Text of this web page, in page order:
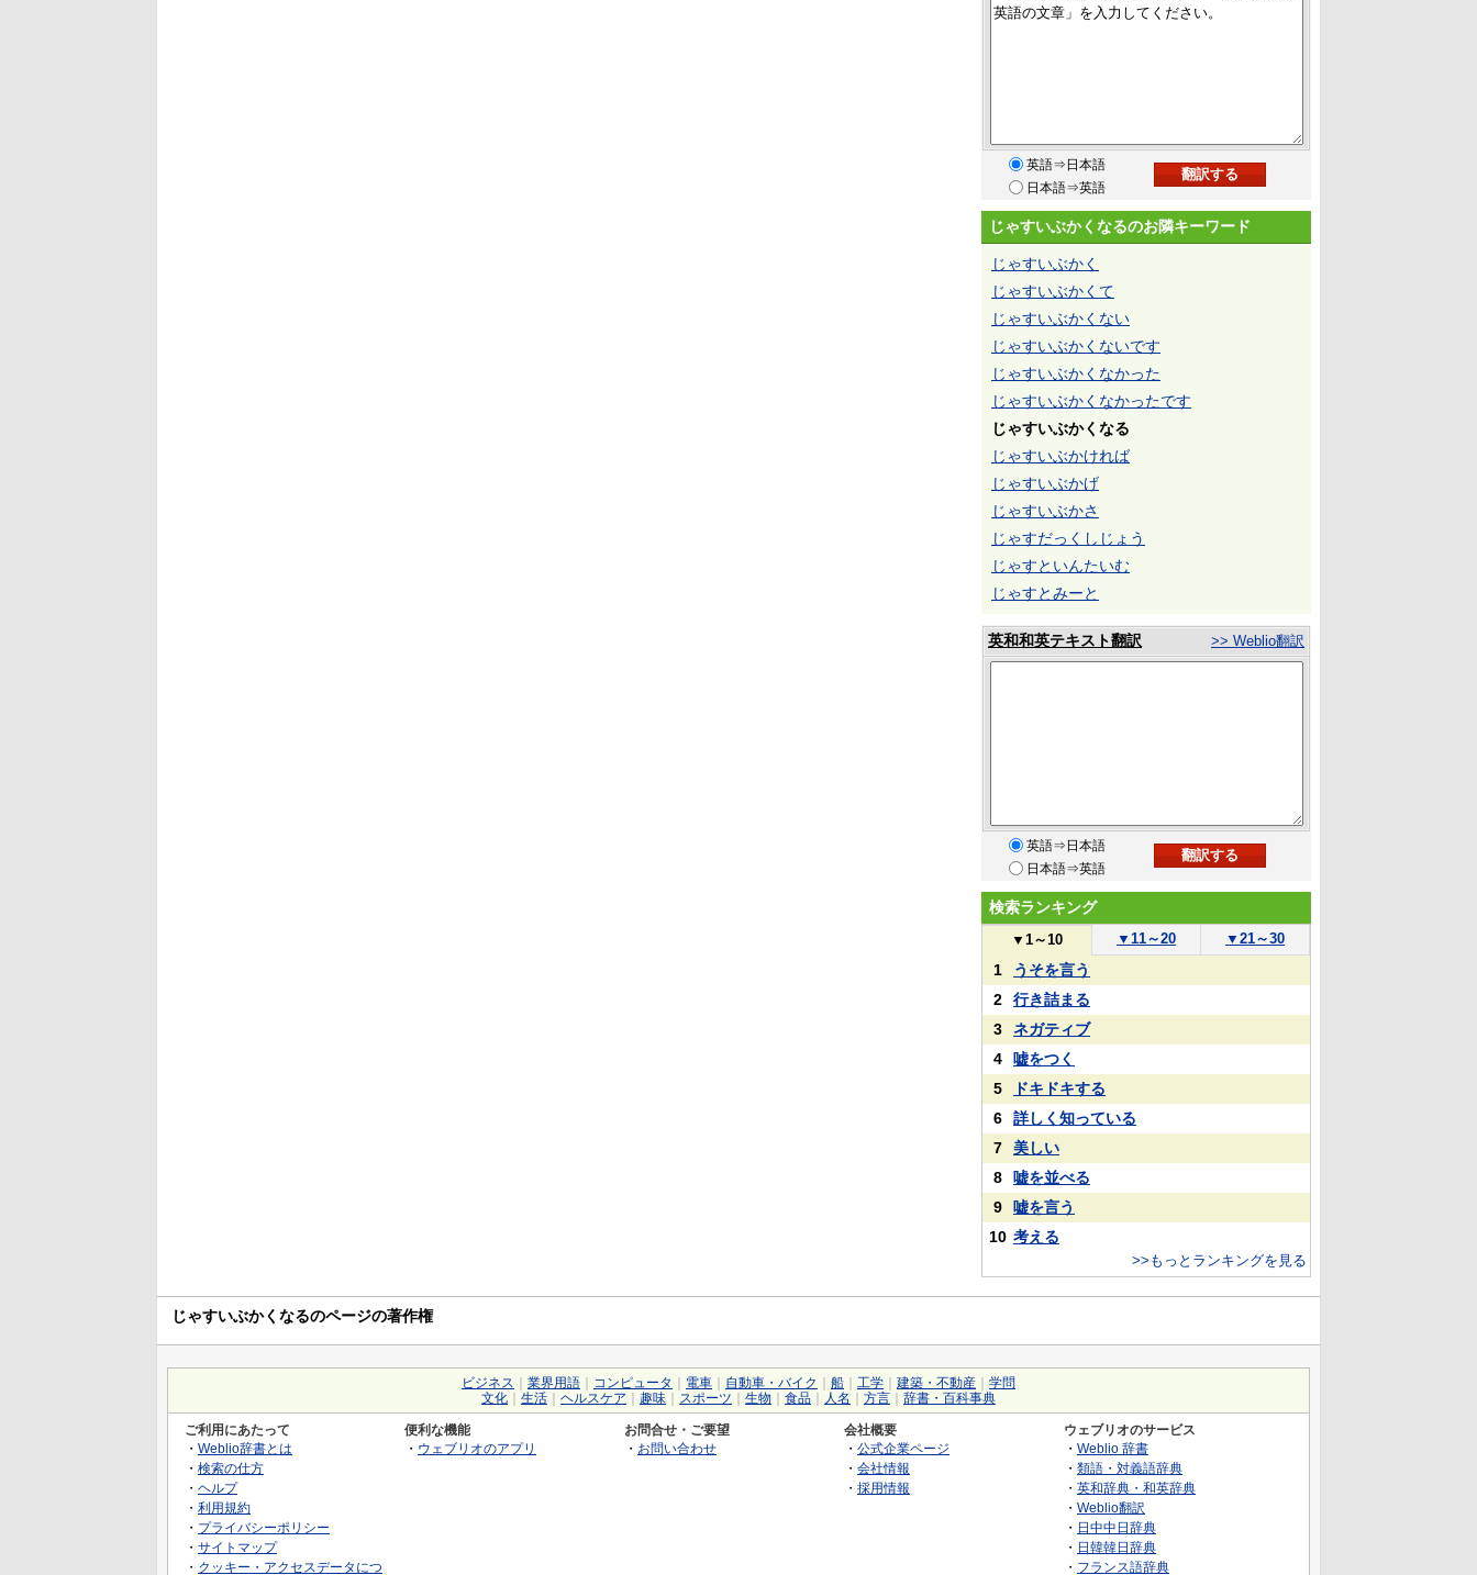
英語⇒日本語
日本語⇒英語
じゃすいぶかくなるのお隣キーワード
じゃすいぶかく
じゃすいぶかくて
じゃすいぶかくない
じゃすいぶかくないです
じゃすいぶかくなかった
じゃすいぶかくなかったです
じゃすいぶかくなる
じゃすいぶかければ
じゃすいぶかげ
じゃすいぶかさ
じゃすだっくしじょう
じゃすといんたいむ
じゃすとみーと
英和和英テキスト翻訳 >> Weblio翻訳
英語⇒日本語
日本語⇒英語
検索ランキング
▼ 1～10 ▼ 11～20 ▼ 21～30
1
うそを言う
2
行き詰まる
3
ネガティブ
4
嘘をつく
5
ドキドキする
6
詳しく知っている
7
美しい
8
嘘を並べる
9
嘘を言う
10 考える
>>もっとランキングを見る
じゃすいぶかくなるのページの著作権
ビジネス 業界用語 コンピュータ 電車 自動車・バイク 船 工学 建築・不動産
学問
文化
生活 ヘルスケア 趣味 スポーツ 生物 食品 人名 方言 辞書・百科事典
ご利用にあたって
・ Weblio辞書とは
・ 検索の仕方
・ ヘルプ
・ 利用規約
・ プライバシーポリシー
・ サイトマップ
・ クッキー・アクセスデータにつ
便利な機能
・ ウェブリオのアプリ
お問合せ・ご要望
・ お問い合わせ
会社概要
・ 公式企業ページ
・ 会社情報
・ 採用情報
ウェブリオのサービス
・ Weblio 辞書
・ 類語・対義語辞典
・ 英和辞典・和英辞典
・ Weblio翻訳
・ 日中中日辞典
・ 日韓韓日辞典
・ フランス語辞典